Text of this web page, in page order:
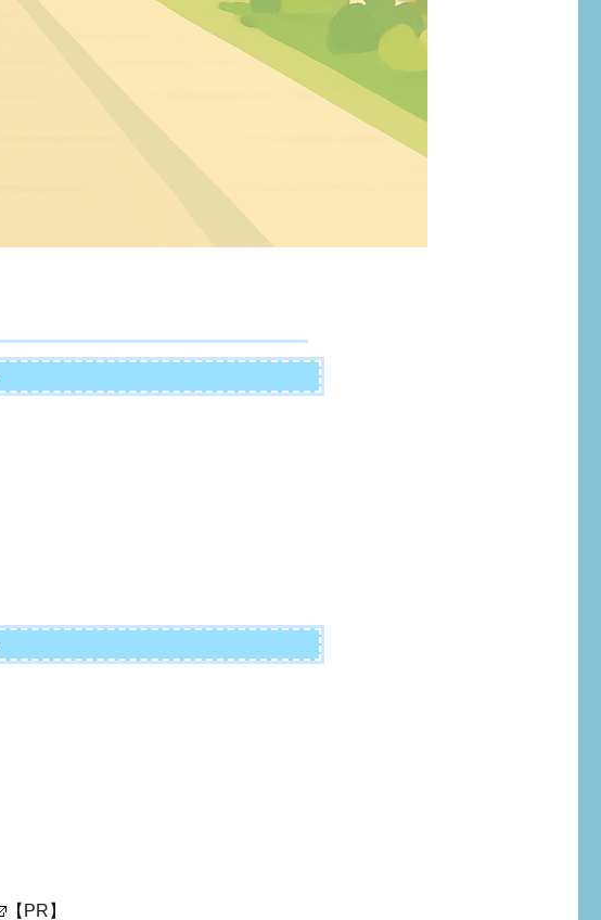
【PR】